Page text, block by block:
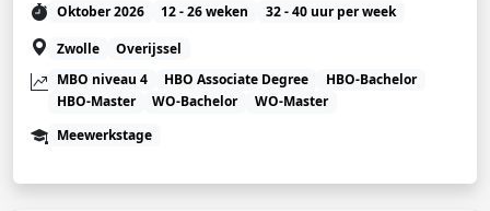
Oktober 2026 12 - 26 weken
32 - 40 uur per week
Zwolle
Overijssel
MBO niveau 4
HBO Associate Degree
HBO-Bachelor
HBO-Master
WO-Bachelor
WO-Master
Meewerkstage